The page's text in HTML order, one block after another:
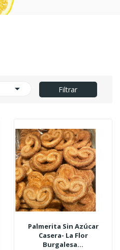
 Filtrar
Palmerita Sin Azúcar
Casera- La Flor
Burgalesa...